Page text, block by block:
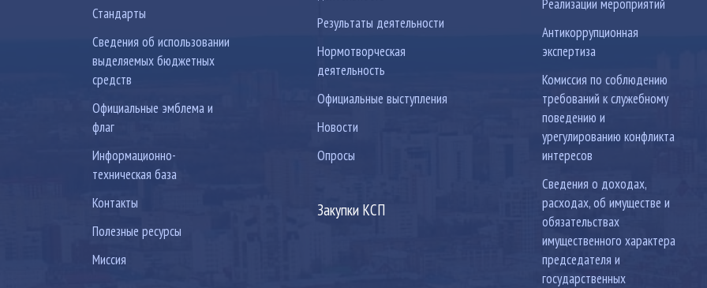
Стандарты
Сведения об использовании
выделяемых бюджетных
средств
Официальные эмблема и
флаг
Информационно-
техническая база
Контакты
Полезные ресурсы
Миссия
Результаты деятельности
Нормотворческая
деятельность
Официальные выступления
Новости
Опросы
Закупки КСП
Реализации мероприятий
Антикоррупционная
экспертиза
Комиссия по соблюдению
требований к служебному
поведению и
урегулированию конфликта
интересов
Сведения о доходах,
расходах, об имуществе и
обязательствах
имущественного характера
председателя и
государственных